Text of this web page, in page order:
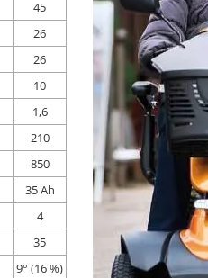
45
26
26
10
1,6
210
850
35 Ah
4
35
9° (16 %)